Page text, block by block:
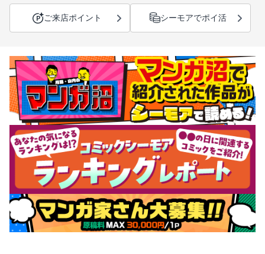
ご来店ポイント シーモアでポイ活